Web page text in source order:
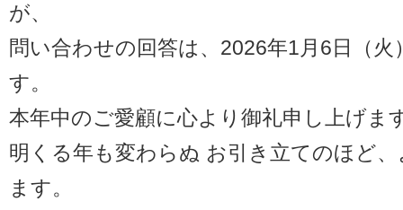
が、
問い合わせの回答は、2026年1月6日（
す。
本年中のご愛顧に心より御礼申し上げま
明くる年も変わらぬ お引き立てのほど
ます。